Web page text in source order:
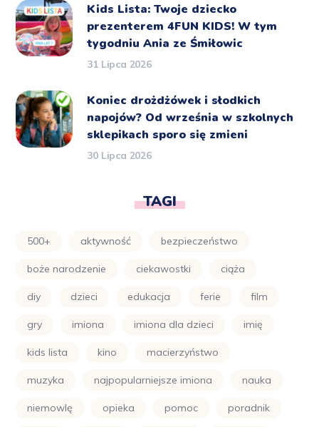
Kids Lista: Twoje dziecko
prezenterem 4FUN KIDS! W tym
tygodniu Ania ze Śmiłowic
31 Lipca 2026
Koniec drożdżówek i słodkich
napojów? Od września w szkolnych
sklepikach sporo się zmieni
30 Lipca 2026
TAGI
500+ aktywność bezpieczeństwo
boże narodzenie ciekawostki ciąża
diy dzieci edukacja ferie film
gry imiona imiona dla dzieci imię
kids lista kino macierzyństwo
muzyka najpopularniejsze imiona nauka
niemowlę opieka pomoc poradnik